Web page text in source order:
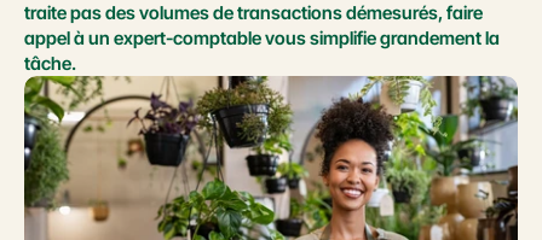
traite pas des volumes de transactions démesurés, faire
appel à un expert-comptable vous simplifie grandement la
tâche.